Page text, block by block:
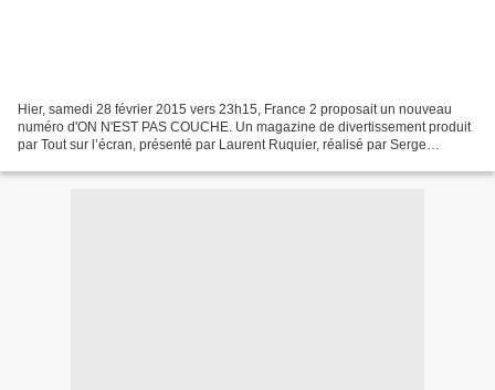
Hier, samedi 28 février 2015 vers 23h15, France 2 proposait un nouveau
numéro d'ON N'EST PAS COUCHE. Un magazine de divertissement produit
par Tout sur l’écran, présenté par Laurent Ruquier, réalisé par Serge